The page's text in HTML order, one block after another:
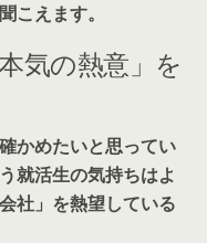
こえます。
気の熱意」を
かめたいと思ってい
就活生の気持ちはよ
会社」を熱望している